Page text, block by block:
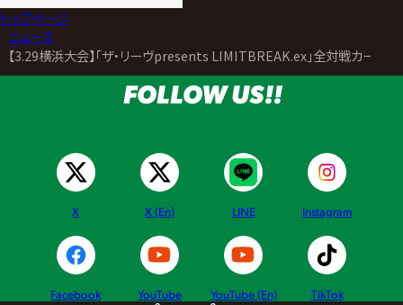
トップページ
ニュース
【3.29横浜大会】「ザ・リーヴpresents LIMITBREAK.ex」全対戦カード
FOLLOW US!!
X X (En) LINE Instagram
Facebook YouTube YouTube (En) TikTok